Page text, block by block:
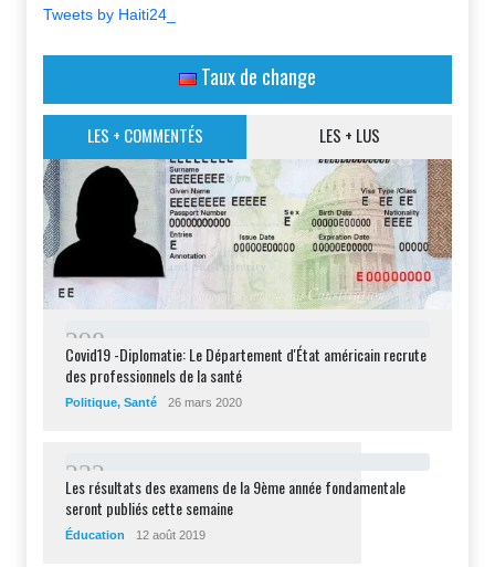
Tweets by Haiti24_
Taux de change
LES + COMMENTÉS LES + LUS
298
Covid19 -Diplomatie: Le Département d'État américain recrute
des professionnels de la santé
Politique, Santé 26 mars 2020
232
Les résultats des examens de la 9ème année fondamentale
seront publiés cette semaine
Éducation 12 août 2019